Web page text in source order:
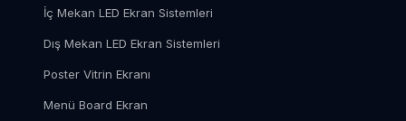
İç Mekan LED Ekran Sistemleri
Dış Mekan LED Ekran Sistemleri
Poster Vitrin Ekranı
Menü Board Ekran